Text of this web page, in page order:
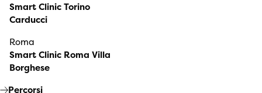
Smart Clinic Torino
Carducci
Roma
Smart Clinic Roma Villa
Borghese
Percorsi